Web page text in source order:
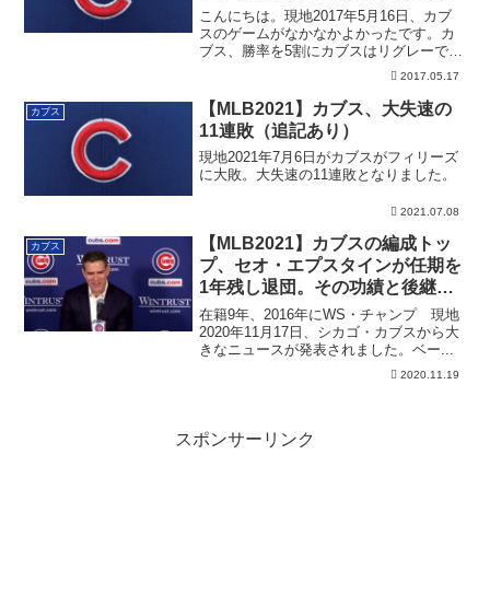
す
こんにちは。現地2017年5月16日、カブ
スのゲームがなかなかよかったです。カ
ブス、勝率を5割にカブスはリグレーで行
2017.05.17
カブス
【MLB2021】カブス、大失速の
11連敗（追記あり）
現地2021年7月6日がカブスがフィリーズ
に大敗。大失速の11連敗となりました。
2021.07.08
カブス
【MLB2021】カブスの編成トッ
プ、セオ・エプスタインが任期を
1年残し退団。その功績と後継
者、次の行き先とは？
在籍9年、2016年にWS・チャンプ 現地
2020年11月17日、シカゴ・カブスから大
きなニュースが発表されました。ベー...
2020.11.19
スポンサーリンク